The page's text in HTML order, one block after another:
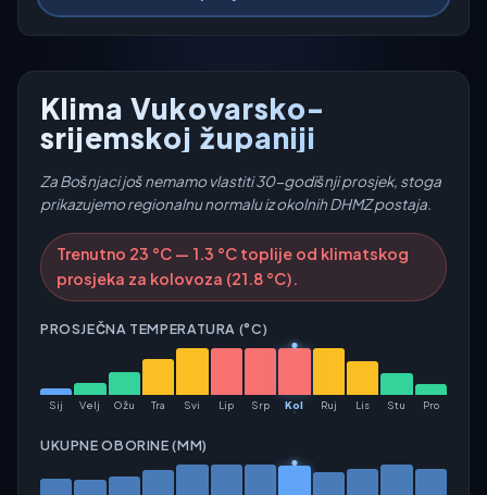
Klima Vukovarsko-
srijemskoj županiji
Za Bošnjaci još nemamo vlastiti 30-godišnji prosjek, stoga
prikazujemo regionalnu normalu iz okolnih DHMZ postaja.
Trenutno 23 °C — 1.3 °C toplije od klimatskog
prosjeka za kolovoza (21.8 °C).
PROSJEČNA TEMPERATURA (°C)
Sij Velj Ožu Tra Svi Lip Srp Kol Ruj Lis Stu Pro
UKUPNE OBORINE (MM)